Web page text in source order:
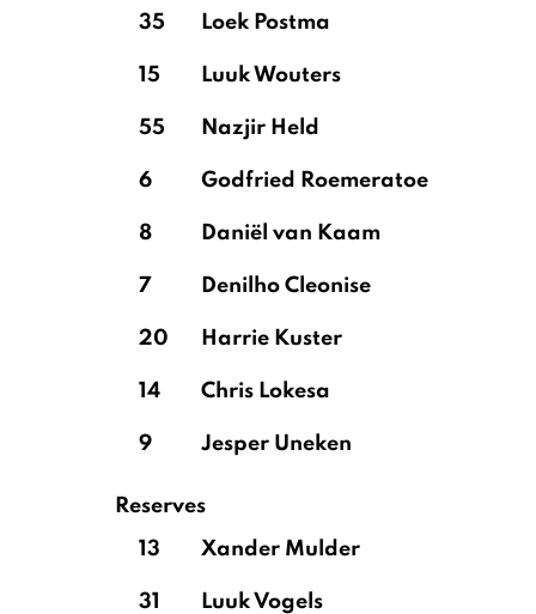
35 Loek Postma
15 Luuk Wouters
55 Nazjir Held
6 Godfried Roemeratoe
8 Daniël van Kaam
7 Denilho Cleonise
20 Harrie Kuster
14 Chris Lokesa
9 Jesper Uneken
Reserves
13
Xander Mulder
31 Luuk Vogels